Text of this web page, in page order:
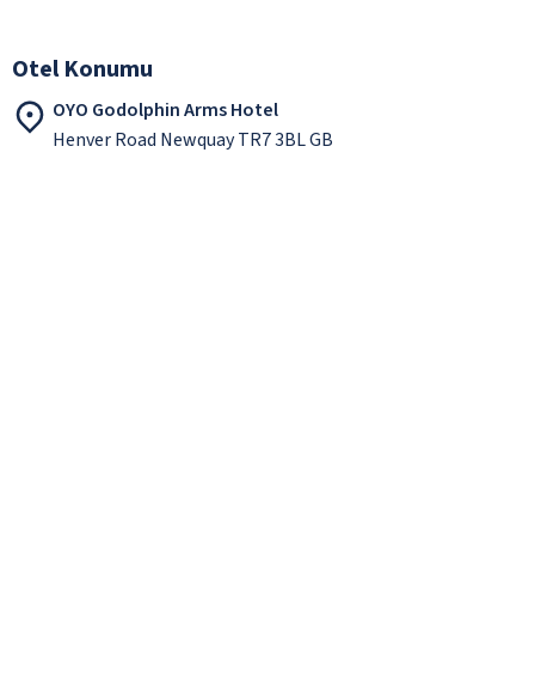
Otel Konumu
OYO Godolphin Arms Hotel
Henver Road Newquay TR7 3BL GB